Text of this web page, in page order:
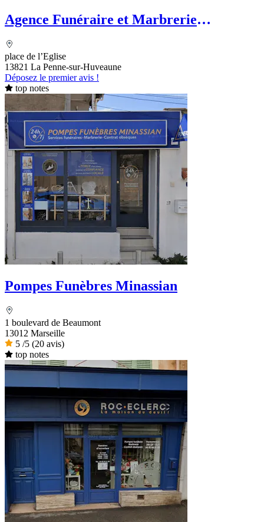
Agence Funéraire et Marbrerie
place de l’Eglise
13821 La Penne-sur-Huveaune
Déposez le premier avis !
top notes
Pompes Funèbres Minassian
1 boulevard de Beaumont
13012 Marseille
5 /5 (20 avis)
top notes